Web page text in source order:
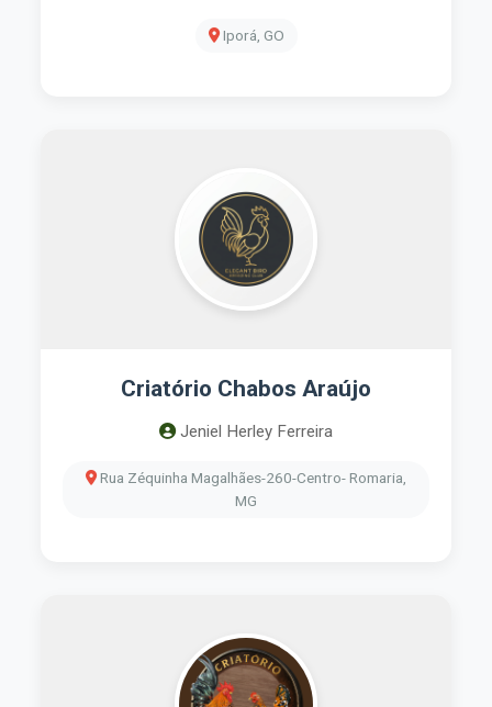
Iporá, GO
Criatório Chabos Araújo
Jeniel Herley Ferreira
Rua Zéquinha Magalhães-260-Centro- Romaria,
MG